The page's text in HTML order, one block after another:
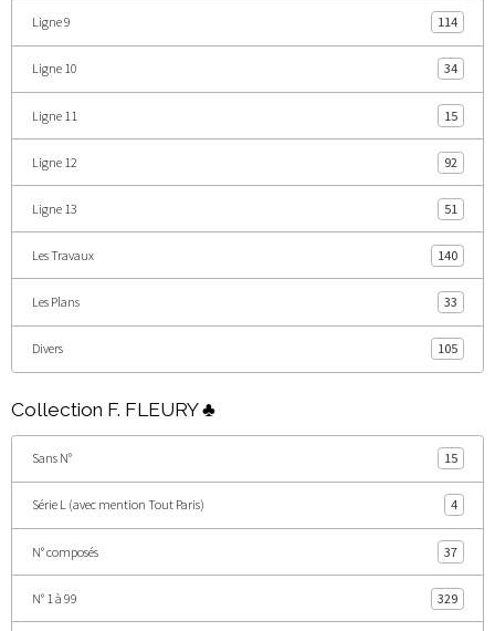
Ligne 9 114
Ligne 10 34
Ligne 11 15
Ligne 12 92
Ligne 13 51
Les Travaux 140
Les Plans 33
Divers 105
Collection F. FLEURY ♣
Sans N° 15
Série L (avec mention Tout Paris) 4
N° composés 37
N° 1 à 99 329